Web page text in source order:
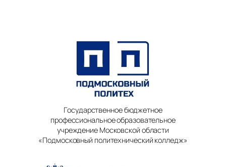
Государственное бюджетное
профессиональное образовательное
учреждение Московской области
«Подмосковный политехнический колледж»